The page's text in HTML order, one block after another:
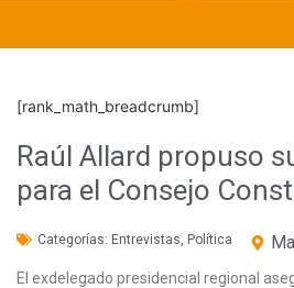
[rank_math_breadcrumb]
Raúl Allard propuso
para el Consejo
Categorías: Entrevistas Política
El exdelegado presidencial regional